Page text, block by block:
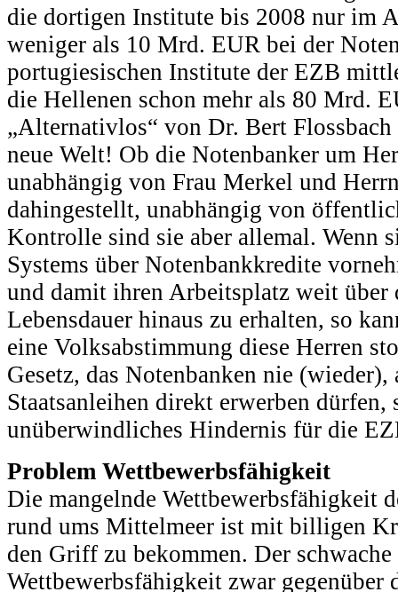
die dortigen Institute bis 2008 nur im
weniger als 10 Mrd. EUR bei der
portugiesischen Institute der EZB
die Hellenen schon mehr als 80 Mrd.
„Alternativlos“ von Dr. Bert
neue Welt! Ob die Notenbanker um
unabhängig von Frau Merkel und
dahingestellt, unabhängig von
Kontrolle sind sie aber allemal. Wenn
Systems über Notenbankkredite
und damit ihren Arbeitsplatz weit über
Lebensdauer hinaus zu erhalten, so
eine Volksabstimmung diese Herren
Gesetz, das Notenbanken nie
Staatsanleihen direkt erwerben dürfen,
unüberwindliches Hindernis für die
Problem Wettbewerbsfähigkeit
Die mangelnde Wettbewerbsfähigkeit
rund ums Mittelmeer ist mit billigen
den Griff zu bekommen. Der
Wettbewerbsfähigkeit zwar